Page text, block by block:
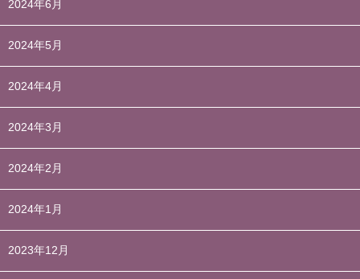
2024年6月
2024年5月
2024年4月
2024年3月
2024年2月
2024年1月
2023年12月